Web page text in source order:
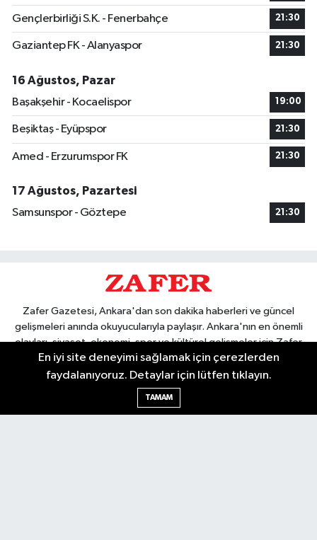
Gençlerbirliği S.K. - Fenerbahçe 21:30
Gaziantep FK - Alanyaspor 21:30
16 Ağustos, Pazar
Başakşehir - Kocaelispor
19:00
Beşiktaş - Eyüpspor 21:30
Amed - Erzurumspor FK 21:30
17 Ağustos, Pazartesi
Samsunspor - Göztepe
21:30
Zafer Gazetesi, Ankara'dan son dakika haberleri ve güncel
gelişmeleri anında okuyucularıyla paylaşır. Ankara'nın en önemli
olayları, siyaset, ekonomi, spor ve kültürel gelişmeler için Zafer
Gazetesi'ni takip edin. Başkentin güvendiği haber kaynağı.
En iyi site deneyimi sağlamak için çerezlerden
faydalanıyoruz. Detaylar için lütfen tıklayın.
TAMAM